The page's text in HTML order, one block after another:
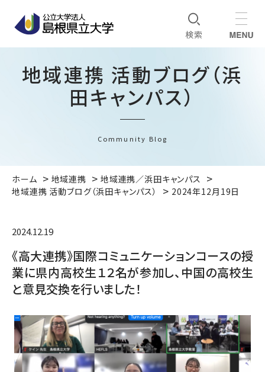
地域連携 活動ブログ（浜
田キャンパス）
Community Blog
ホーム 地域連携
地域連携／浜田キャンパス
地域連携 活動ブログ（浜田キャンパス）
2024年12月19日
2024.12.19
《高大連携》国際コミュニケーションコースの授
業に県内高校生１２名が参加し、中国の高校生
と意見交換を行いました！